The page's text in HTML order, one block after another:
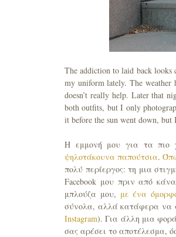
The addiction to laid back
my uniform lately. The weather
doesn’t really help. Later that
both outfits, but I only
it before the sun went down, but
Η εμμονή μου για τα πιο
ψηλοτάκουνα παπούτσια.
πολύ περίεργος: τη μια
Facebook μου πριν από
μπλούζα μου, με ένα
σύνολα, αλλά κατάφερα να
Instagram). Για άλλη μια
σας αρέσει το αποτέλεσμα,